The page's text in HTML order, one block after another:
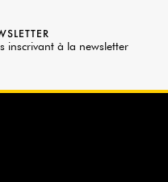
inscrivant à la newsletter